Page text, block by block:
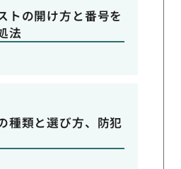
トの開け方と番号を
法
種類と選び方、防犯